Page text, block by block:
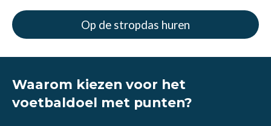
Op de stropdas huren
Waarom kiezen voor het
voetbaldoel met punten?